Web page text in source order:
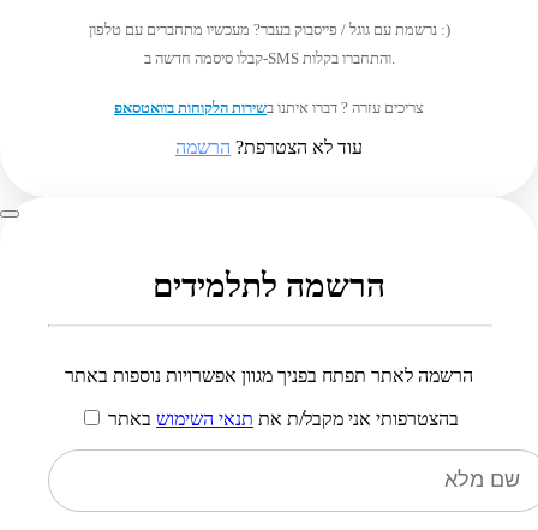
נרשמת עם גוגל / פייסבוק בעבר? מעכשיו מתחברים עם טלפון :)
קבלו סיסמה חדשה ב-SMS והתחברו בקלות.
צריכים עזרה ? דברו איתנו בשירות הלקוחות בוואטסאפ
עוד לא הצטרפת? הרשמה
הרשמה לתלמידים
הרשמה לאתר תפתח בפניך מגוון אפשרויות נוספות באתר
בהצטרפותי אני מקבל/ת את תנאי השימוש באתר